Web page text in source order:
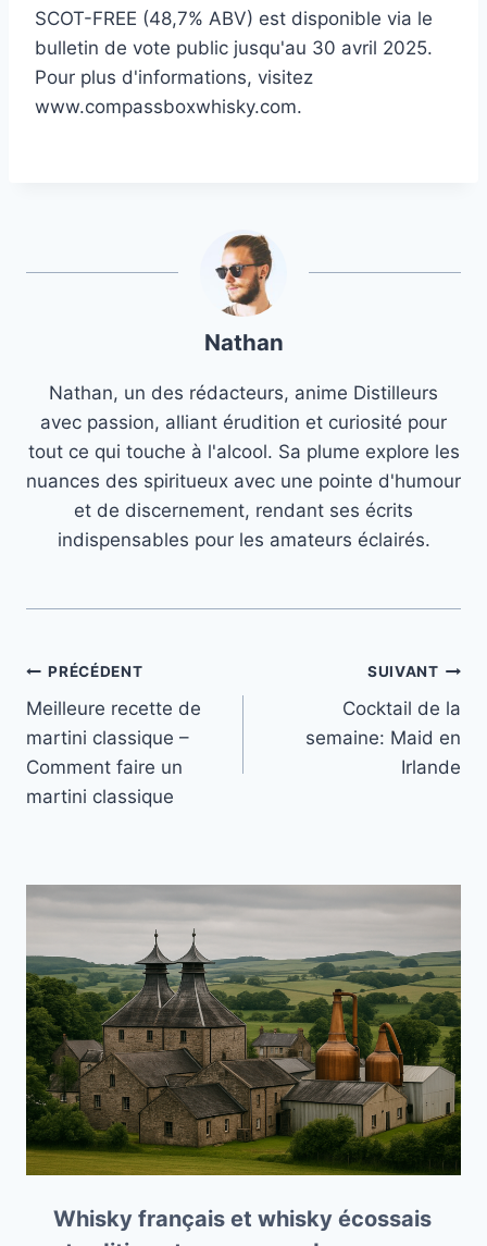
SCOT-FREE (48,7% ABV) est disponible via le
bulletin de vote public jusqu'au 30 avril 2025.
Pour plus d'informations, visitez
www.compassboxwhisky.com.
Nathan
Nathan, un des rédacteurs, anime Distilleurs
avec passion, alliant érudition et curiosité pour
tout ce qui touche à l'alcool. Sa plume explore les
nuances des spiritueux avec une pointe d'humour
et de discernement, rendant ses écrits
indispensables pour les amateurs éclairés.
Navigation
de
l’article
PRÉCÉDENT
Meilleure recette de
martini classique –
Comment faire un
martini classique
SUIVANT
Cocktail de la
semaine: Maid en
Irlande
Whisky français et whisky écossais